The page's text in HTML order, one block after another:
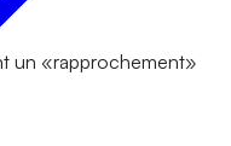
un «rapprochement»